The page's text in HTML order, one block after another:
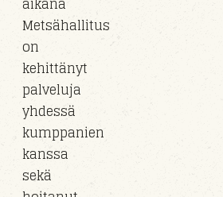
Metsähallitus
on
kehittänyt
palveluja
yhdessä
kumppanien
kanssa
sekä